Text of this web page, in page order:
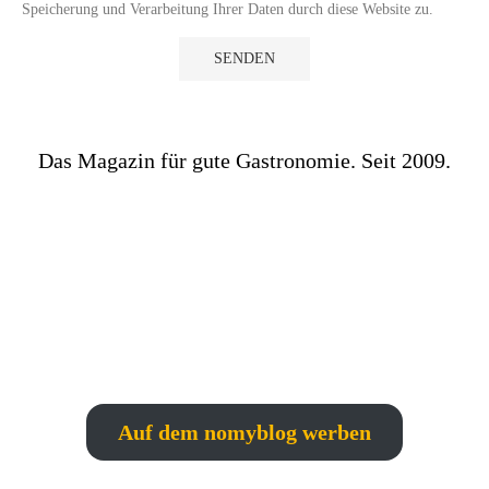
Speicherung und Verarbeitung Ihrer Daten durch diese Website zu.
Das Magazin für gute Gastronomie. Seit 2009.
Auf dem nomyblog werben